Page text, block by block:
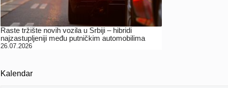
Raste tržište novih vozila u Srbiji – hibridi
najzastupljeniji među putničkim automobilima
26.07.2026
Kalendar